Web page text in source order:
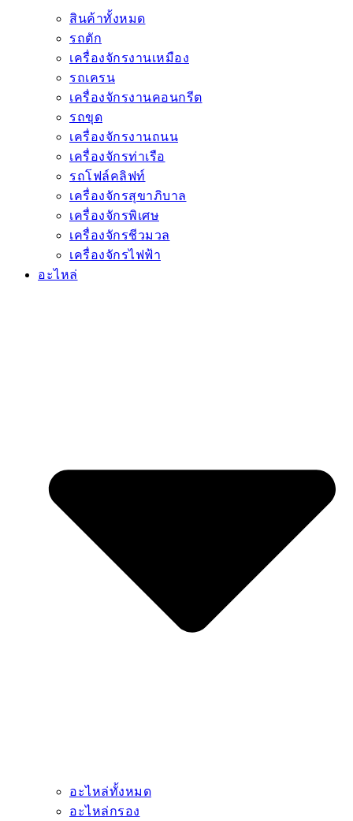
สินค้าทั้งหมด
รถตัก
เครื่องจักรงานเหมือง
รถเครน
เครื่องจักรงานคอนกรีต
รถขุด
เครื่องจักรงานถนน
เครื่องจักรท่าเรือ
รถโฟล์คลิฟท์
เครื่องจักรสุขาภิบาล
เครื่องจักรพิเศษ
เครื่องจักรชีวมวล
เครื่องจักรไฟฟ้า
อะไหล่
อะไหล่ทั้งหมด
อะไหล่กรอง